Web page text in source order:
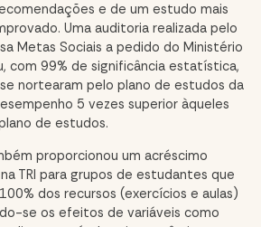
e de um estudo mais
Uma auditoria realizada pelo
Metas Sociais a pedido do Ministério
com 99% de significância estatística,
nortearam pelo plano de estudos da
5 vezes superior àqueles
de estudos.
proporcionou um acréscimo
TRI para grupos de estudantes que
dos recursos (exercícios e aulas)
se os efeitos de variáveis como